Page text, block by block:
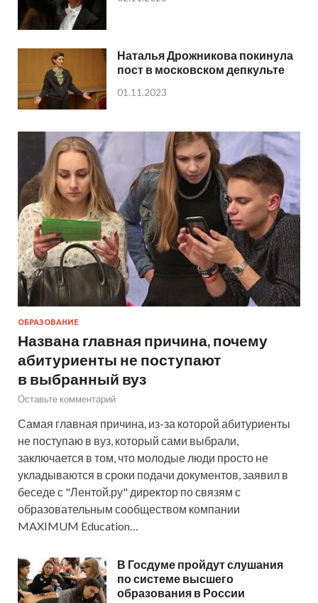
Наталья Дрожникова покинула
пост в московском депкульте
01.11.2023
ОБРАЗОВАНИЕ
Названа главная причина, почему
абитуриенты не поступают
в выбранный вуз
Оставьте комментарий
Самая главная причина, из-за которой абитуриенты
не поступаю в вуз, который сами выбрали,
заключается в том, что молодые люди просто не
укладываются в сроки подачи документов, заявил в
беседе с "Лентой.ру" директор по связям с
образовательным сообществом компании
MAXIMUM Education…
В Госдуме пройдут слушания
по системе высшего
образования в России